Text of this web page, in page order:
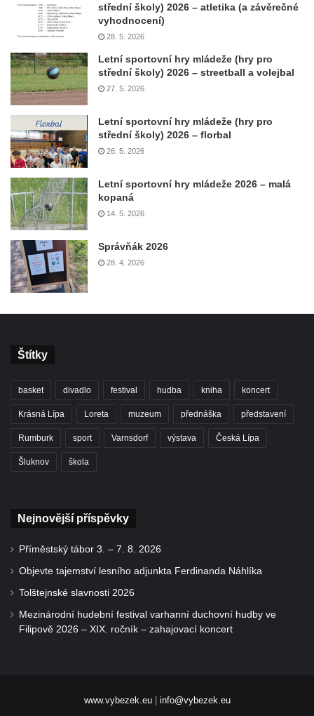
střední školy) 2026 – atletika (a závěrečné
vyhodnocení)
28. 5. 2026
Letní sportovní hry mládeže (hry pro
střední školy) 2026 – streetball a volejbal
27. 5. 2026
Letní sportovní hry mládeže (hry pro
střední školy) 2026 – florbal
26. 5. 2026
Letní sportovní hry mládeže 2026 – malá
kopaná
14. 5. 2026
Správňák 2026
28. 4. 2026
Štítky
basket divadlo festival hudba kniha koncert
Krásná Lípa Loreta muzeum přednáška představení
Rumburk sport Varnsdorf výstava Česká Lípa
Šluknov škola
Nejnovější příspěvky
Příměstský tábor 3. – 7. 8. 2026
Objevte tajemství lesního adjunkta Ferdinanda Náhlíka
Tolštejnské slavnosti 2026
Mezinárodní hudební festival varhanní duchovní hudby ve
Filipově 2026 – XIX. ročník – zahajovací koncert
www.vybezek.eu| info@vybezek.eu